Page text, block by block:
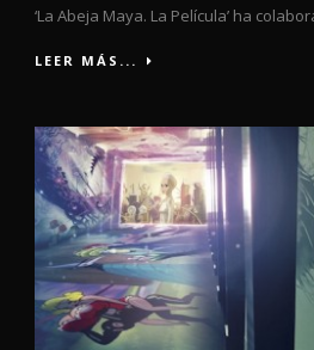
‘La Abeja Maya. La Película’ ha
LEER MÁS...